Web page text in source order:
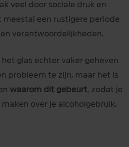
veel door sociale druk en
meestal een rustigere periode
verantwoordelijkheden.
glas echter vaker geheven
probleem te zijn, maar het is
waarom dit gebeurt, zodat je
over je alcoholgebruik.